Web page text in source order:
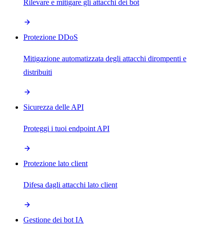
Rilevare e mitigare gli attacchi dei bot
Protezione DDoS
Mitigazione automatizzata degli attacchi dirompenti e
distribuiti
Sicurezza delle API
Proteggi i tuoi endpoint API
Protezione lato client
Difesa dagli attacchi lato client
Gestione dei bot IA